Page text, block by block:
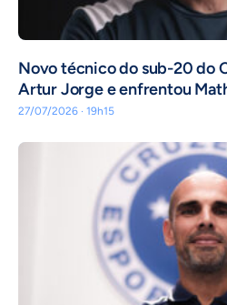
Novo técnico do sub-20 do
Artur Jorge e enfrentou
27/07/2026 · 19h15